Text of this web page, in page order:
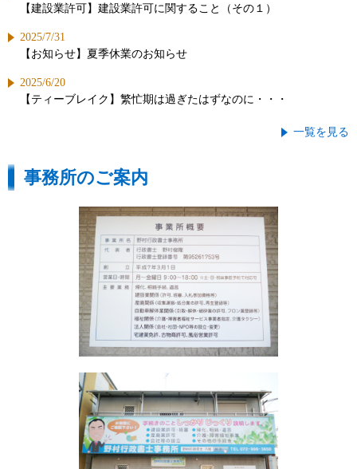
【建設業許可】建設業許可に関すること（その１）
2025/7/31
【お知らせ】夏季休業のお知らせ
2025/6/20
【ティーブレイク】繁忙期は過ぎたはずなのに・・・
一覧を見る
事務所のご案内